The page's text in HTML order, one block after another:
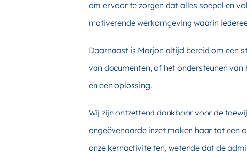
om ervoor te zorgen dat alles soepel en
motiverende werkomgeving waarin
Daarnaast is Marjon altijd bereid om een
van documenten, of het ondersteunen
en een oplossing.
Wij zijn ontzettend dankbaar voor de
ongeëvenaarde inzet maken haar tot een
onze kernactiviteiten, wetende dat de